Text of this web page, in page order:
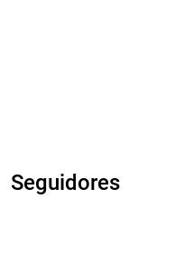
Seguidores